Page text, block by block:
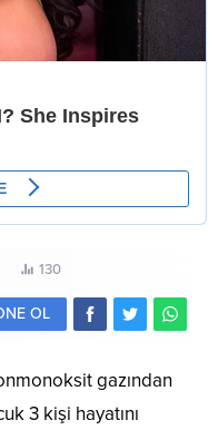
130
OL
gazından
3 kişi hayatını